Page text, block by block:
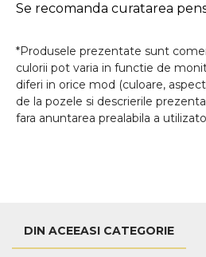
Se recomanda curatarea
*Produsele prezentate sunt
culorii pot varia in functie de
diferi in orice mod (culoare,
de la pozele si descrierile
fara anuntarea prealabila a
DIN ACEEASI CATEGORIE